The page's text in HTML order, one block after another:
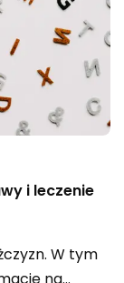
i leczenie
W tym